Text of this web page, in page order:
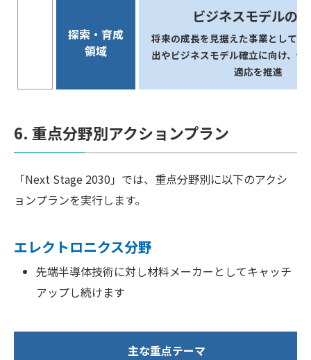
探索・育成
領域
ビジネスモデルの
将来の成長を見据えた事業として、
出やビジネスモデル確立に向け、仮
適応を推進
6. 重点分野別アクションプラン
「Next Stage 2030」では、重点分野別に以下のアクシ
ョンプランを実行します。
エレクトロニクス分野
先端半導体技術に対し材料メーカーとしてキャッチ
アップし続けます
主な重点テーマ